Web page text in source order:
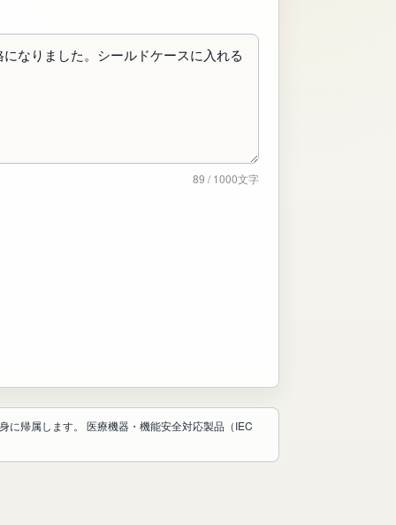
89 / 1000文字
に帰属します。 医療機器・機能安全対応製品（IEC